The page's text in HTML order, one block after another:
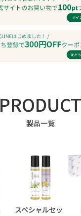
PRODUCT
製品一覧
スペシャルセッ